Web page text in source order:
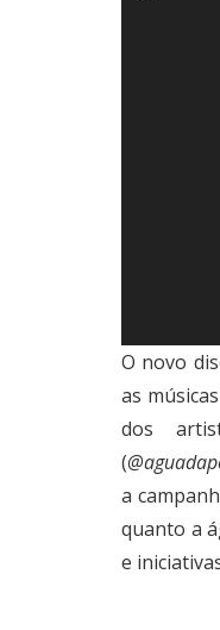
O novo
as
dos
(
a
quanto a
e